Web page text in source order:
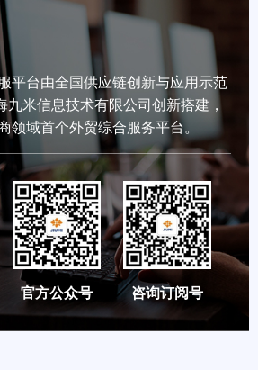
平台由全国供应链创新与应用示范
米信息技术有限公司创新搭建，
领域首个外贸综合服务平台。
官方公众号 咨询订阅号